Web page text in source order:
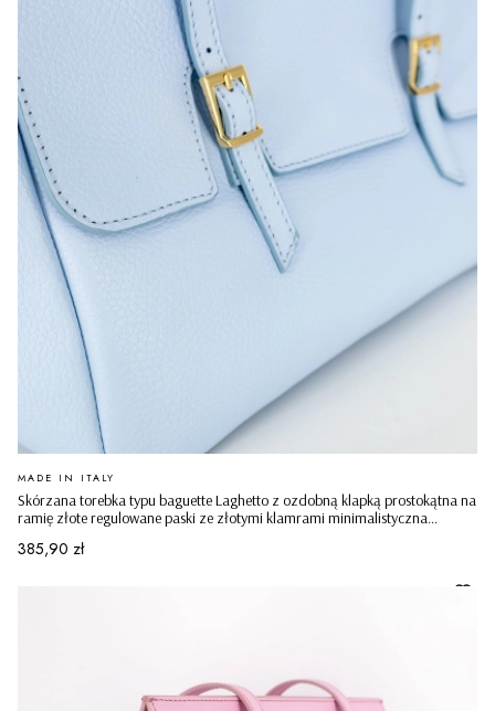
Skórzana torebka typu baguette Laghetto z ozdobną klapką prostokątna na
ramię złote regulowane paski ze złotymi klamrami minimalistyczna
PRODUCENT
MADE IN ITALY
Cena
385,90 zł